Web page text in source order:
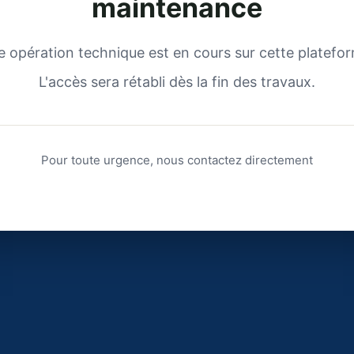
maintenance
opération technique est en cours sur cette
L'accès sera rétabli dès la fin des travaux.
Pour toute urgence, nous contactez directement